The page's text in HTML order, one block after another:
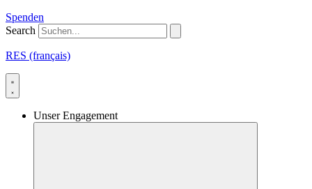
Spenden
Search
RES (français)
Unser Engagement